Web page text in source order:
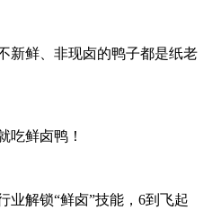
新鲜、非现卤的鸭子都是纸老
吃鲜卤鸭！
业解锁“鲜卤”技能， 6到飞起